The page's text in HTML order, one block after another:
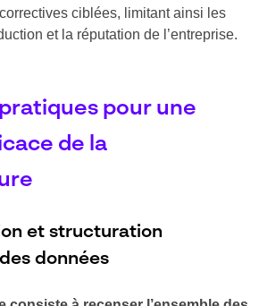
ciblées, limitant ainsi les
et la réputation de l’entreprise.
pour une
de la
et structuration
données